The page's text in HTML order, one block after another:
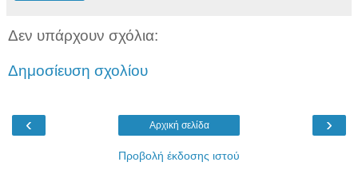
Δεν υπάρχουν σχόλια:
Δημοσίευση σχολίου
‹ ›
Αρχική σελίδα
Προβολή έκδοσης ιστού